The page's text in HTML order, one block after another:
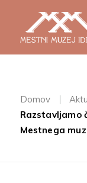
Domov
Razstavljamo
Mestnega